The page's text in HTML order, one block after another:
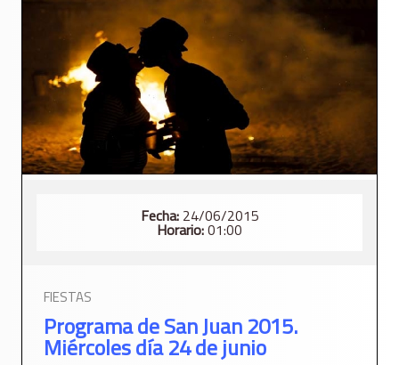
Fecha:24/06/2015
Horario:01:00
FIESTAS
Programa de San Juan 2015.
Miércoles día 24 de junio